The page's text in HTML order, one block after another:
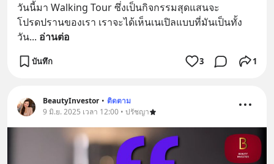
วันนี้มา Walking Tour ซึ่งเป็นกิจกรรมสุดแสนจะ
โปรดปรานของเรา เราจะได้เห็นเนเปิลแบบที่มันเป็นทั้ง
วัน... อ่านต่อ
บันทึก 3 1
BeautyInvestor • ติดตาม
9 มิ.ย. 2025 เวลา 12:00 • ปรัชญา